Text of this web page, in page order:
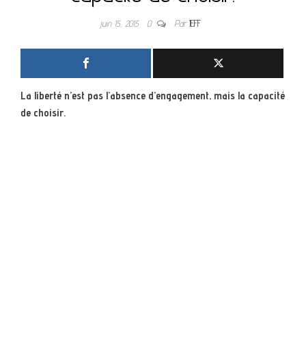
juin 15, 2015 0 ParJEFF
La liberté n’est pas l’absence d’engagement, mais la capacité
de choisir.